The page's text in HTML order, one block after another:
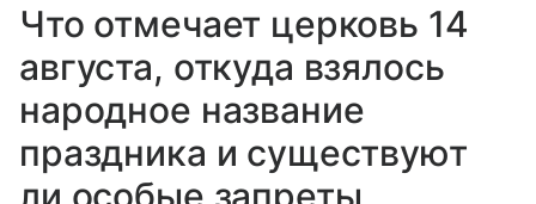
Что отмечает церковь 14
августа, откуда взялось
народное название
праздника и существуют
ли особые запреты